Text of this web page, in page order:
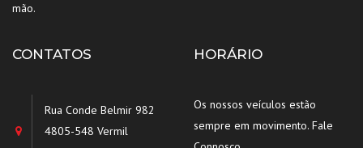
mão.
CONTATOS
Rua Conde Belmir 982
4805-548 Vermil
HORÁRIO
Os nossos veículos estão
sempre em movimento. Fale